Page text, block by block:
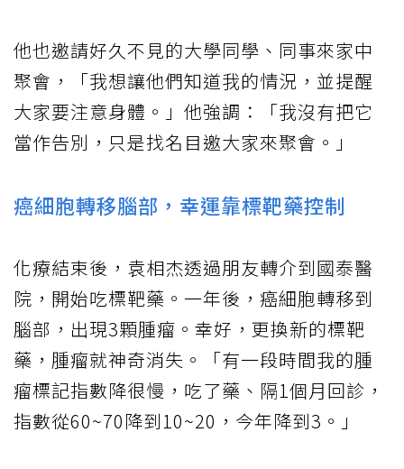
他也邀請好久不見的大學同學、同事來家中
聚會，「我想讓他們知道我的情況，並提醒
大家要注意身體。」他強調：「我沒有把它
當作告別，只是找名目邀大家來聚會。」
癌細胞轉移腦部，幸運靠標靶藥控制
化療結束後，袁相杰透過朋友轉介到國泰醫
院，開始吃標靶藥。一年後，癌細胞轉移到
腦部，出現3顆腫瘤。幸好，更換新的標靶
藥，腫瘤就神奇消失。「有一段時間我的腫
瘤標記指數降很慢，吃了藥、隔1個月回診，
指數從60~70降到10~20，今年降到3。」